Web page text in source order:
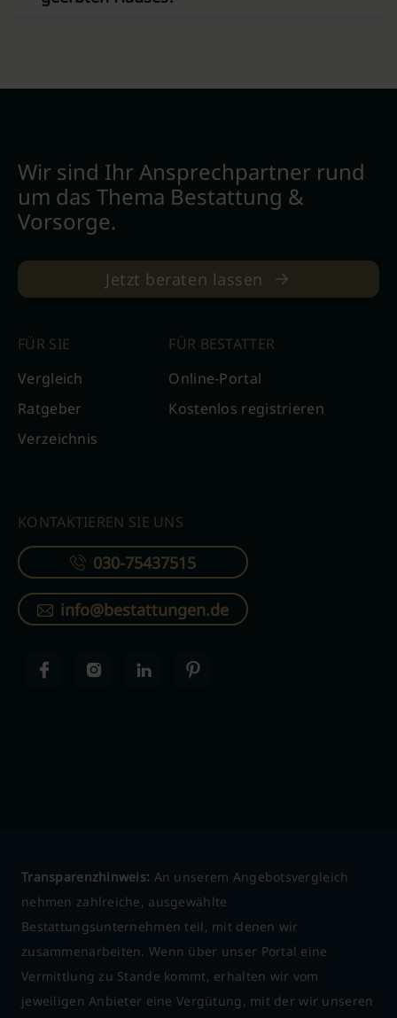
Wir sind Ihr Ansprechpartner rund
um das Thema Bestattung &
Vorsorge.
Jetzt beraten lassen
FÜR SIE
Vergleich
Ratgeber
Verzeichnis
FÜR BESTATTER
Online-Portal
Kostenlos registrieren
KONTAKTIEREN SIE UNS
030-75437515
info@bestattungen.de
Transparenzhinweis: An unserem Angebotsvergleich
nehmen zahlreiche, ausgewählte
Bestattungsunternehmen teil, mit denen wir
zusammenarbeiten. Wenn über unser Portal eine
Vermittlung zu Stande kommt, erhalten wir vom
jeweiligen Anbieter eine Vergütung, mit der wir unseren